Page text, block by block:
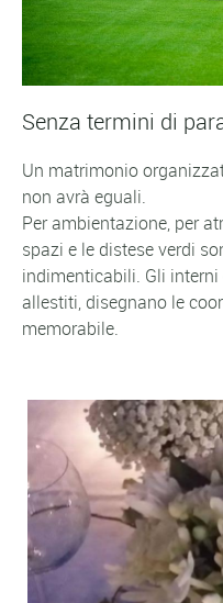
Senza termini di
Un matrimonio
non avrà eguali.
Per ambientazione, per
spazi e le distese verdi
indimenticabili. Gli
allestiti, disegnano le
memorabile.